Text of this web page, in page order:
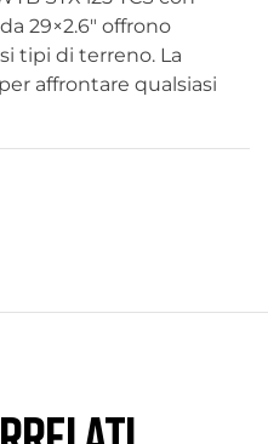
29×2.6″ offrono
tipi di terreno. La
affrontare qualsiasi